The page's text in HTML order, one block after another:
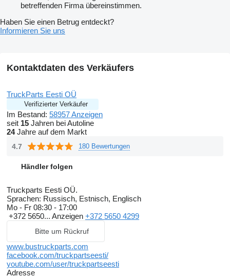
betreffenden Firma übereinstimmen.
Haben Sie einen Betrug entdeckt?
Informieren Sie uns
Kontaktdaten des Verkäufers
TruckParts Eesti OÜ
Verifizierter Verkäufer
Im Bestand: 58957 Anzeigen
seit 15 Jahren bei Autoline
24Jahre auf dem Markt
4.7 180 Bewertungen
Händler folgen
Truckparts Eesti OÜ.
Sprachen: Russisch, Estnisch, Englisch
Mo - Fr 08:30 - 17:00
+372 5650... Anzeigen +372 5650 4299
Bitte um Rückruf
www.bustruckparts.com
facebook.com/truckpartseesti/
youtube.com/user/truckpartseesti
Adresse